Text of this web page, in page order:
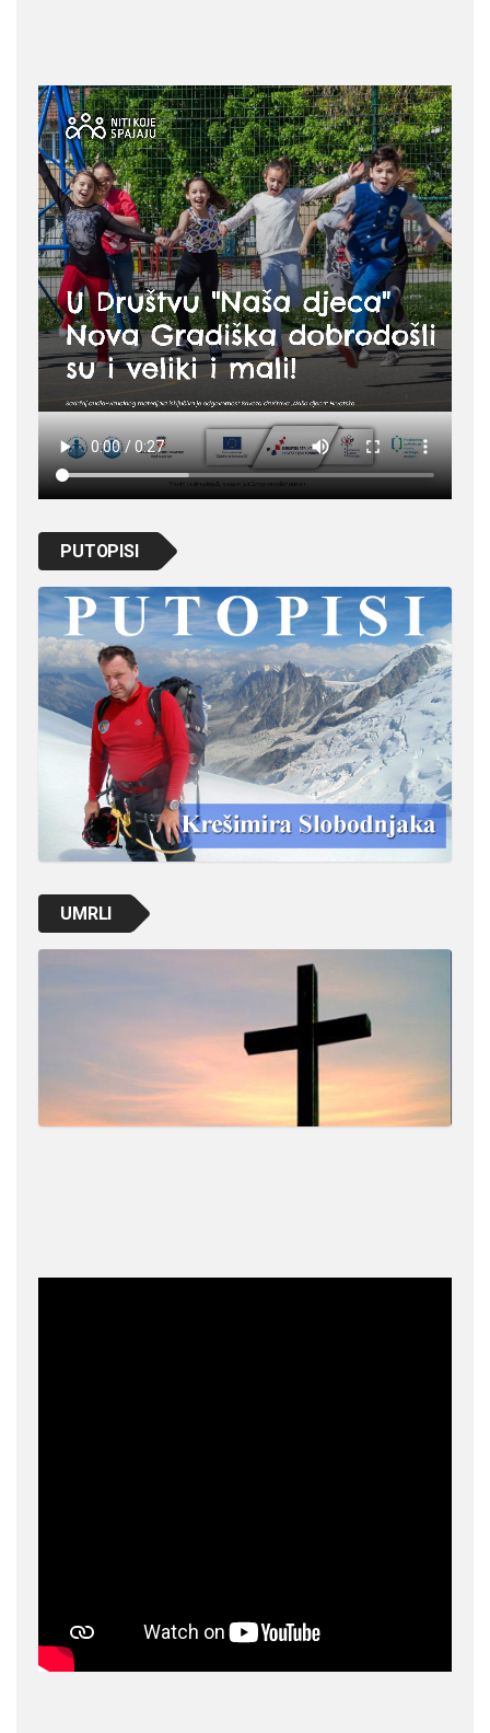
PUTOPISI
UMRLI